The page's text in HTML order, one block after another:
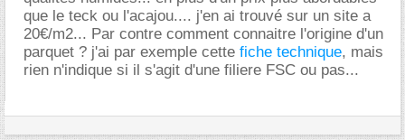
que le teck ou l'acajou.... j'en ai trouvé sur un site a
20€/m2... Par contre comment connaitre l'origine d'un
parquet ? j'ai par exemple cette fiche technique, mais
rien n'indique si il s'agit d'une filiere FSC ou pas...